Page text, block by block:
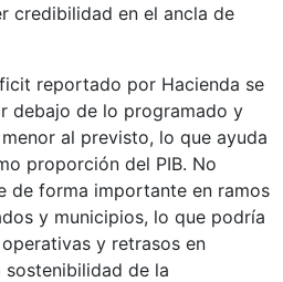
credibilidad en el ancla de
reportado por Hacienda se
debajo de lo programado y
al previsto, lo que ayuda
proporción del PIB. No
de forma importante en ramos
y municipios, lo que podría
y retrasos en
sostenibilidad de la